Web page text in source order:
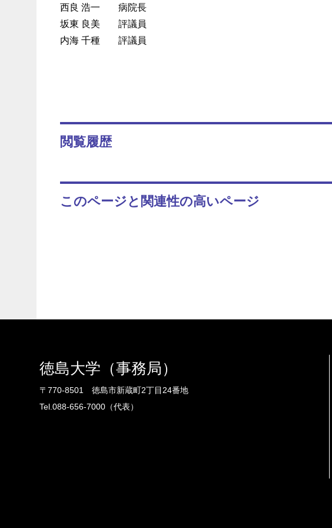
西良 浩一
病院長
坂東 良美
評議員
内海 千種
評議員
閲覧履歴
このページと関連性の高いページ
徳島大学（事務局）
〒770-8501 徳島市新蔵町2丁目24番地
Tel.088-656-7000（代表）